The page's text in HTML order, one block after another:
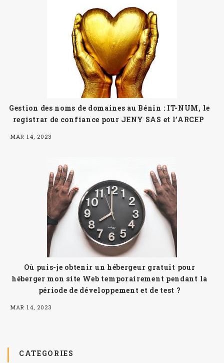
Gestion des noms de domaines au Bénin : IT-NUM, le
registrar de confiance pour JENY SAS et l’ARCEP
MAR 14, 2023
Où puis-je obtenir un hébergeur gratuit pour
héberger mon site Web temporairement pendant la
période de développement et de test ?
MAR 14, 2023
CATEGORIES